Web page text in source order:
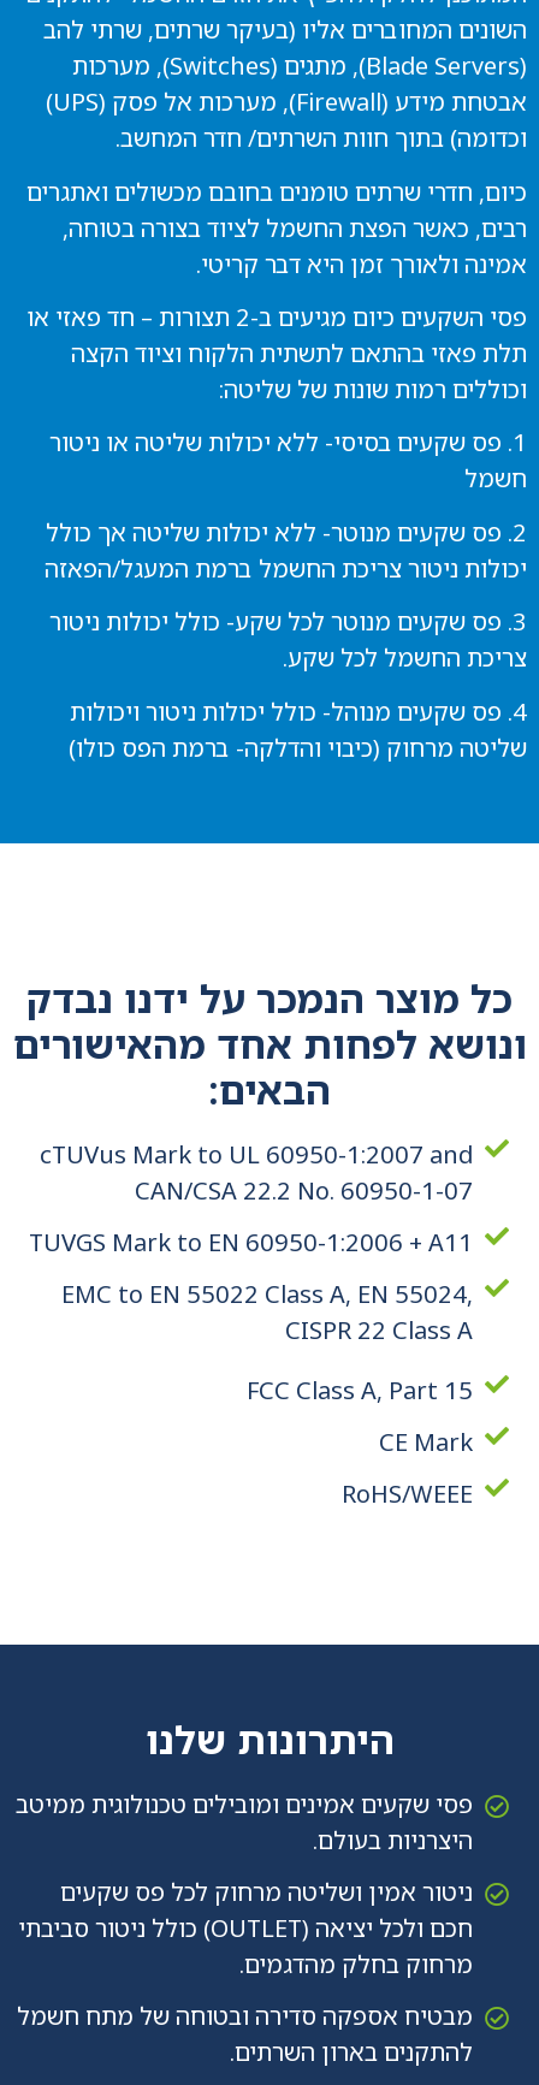
השונים המחוברים אליו (בעיקר שרתים, שרתי להב
(Blade Servers), מתגים (Switches), מערכות
אבטחת מידע (Firewall), מערכות אל פסק (UPS)
וכדומה) בתוך חוות השרתים/ חדר המחשב.
כיום, חדרי שרתים טומנים בחובם מכשולים ואתגרים
רבים, כאשר הפצת החשמל לציוד בצורה בטוחה,
אמינה ולאורך זמן היא דבר קריטי.
פסי השקעים כיום מגיעים ב-2 תצורות – חד פאזי או
תלת פאזי בהתאם לתשתית הלקוח וציוד הקצה
וכוללים רמות שונות של שליטה:
1. פס שקעים בסיסי- ללא יכולות שליטה או ניטור
חשמל
2. פס שקעים מנוטר- ללא יכולות שליטה אך כולל
יכולות ניטור צריכת החשמל ברמת המעגל/הפאזה
3. פס שקעים מנוטר לכל שקע- כולל יכולות ניטור
צריכת החשמל לכל שקע.
4. פס שקעים מנוהל- כולל יכולות ניטור ויכולות
שליטה מרחוק (כיבוי והדלקה- ברמת הפס כולו)
כל מוצר הנמכר על ידנו נבדק
ונושא לפחות אחד מהאישורים
הבאים:
cTUVus Mark to UL 60950-1:2007 and
CAN/CSA 22.2 No. 60950-1-07
TUVGS Mark to EN 60950-1:2006 + A11
EMC to EN 55022 Class A, EN 55024,
CISPR 22 Class A
FCC Class A, Part 15
CE Mark
RoHS/WEEE
היתרונות שלנו
פסי שקעים אמינים ומובילים טכנולוגית ממיטב
היצרניות בעולם.
ניטור אמין ושליטה מרחוק לכל פס שקעים
חכם ולכל יציאה (OUTLET) כולל ניטור סביבתי
מרחוק בחלק מהדגמים.
מבטיח אספקה סדירה ובטוחה של מתח חשמל
להתקנים בארון השרתים.